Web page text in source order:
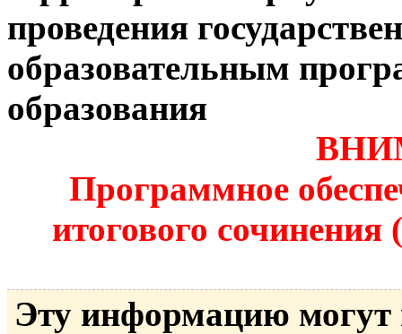
проведения
образовательным
образования
Программное
итогового
Эту информацию могут